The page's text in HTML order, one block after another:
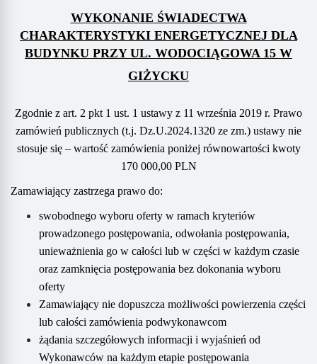
WYKONANIE ŚWIADECTWA
CHARAKTERYSTYKI ENERGETYCZNEJ DLA
BUDYNKU PRZY UL. WODOCIĄGOWA 15 W
GIŻYCKU
Zgodnie z art. 2 pkt 1 ust. 1 ustawy z 11 września 2019 r. Prawo
zamówień publicznych (t.j. Dz.U.2024.1320 ze zm.) ustawy nie
stosuje się – wartość zamówienia poniżej równowartości kwoty
1 70 000,00 PLN
Zamawiający zastrzega prawo do:
swobodnego wyboru oferty w ramach kryteriów
prowadzonego postępowania, odwołania postępowania,
unieważnienia go w całości lub w części w każdym czasie
oraz zamknięcia postępowania bez dokonania wyboru
oferty
Zamawiający nie dopuszcza możliwości powierzenia części
lub całości zamówienia podwykonawcom
żądania szczegółowych informacji i wyjaśnień od
Wykonawców na każdym etapie postępowania